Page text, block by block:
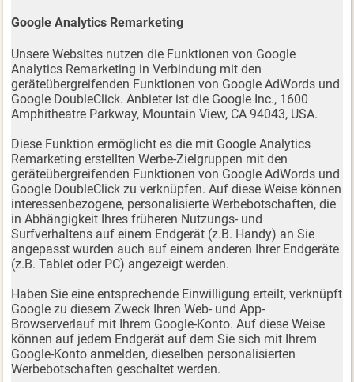
Google Analytics Remarketing
Unsere Websites nutzen die Funktionen von Google
Analytics Remarketing in Verbindung mit den
geräteübergreifenden Funktionen von Google AdWords und
Google DoubleClick. Anbieter ist die Google Inc., 1600
Amphitheatre Parkway, Mountain View, CA 94043, USA.
Diese Funktion ermöglicht es die mit Google Analytics
Remarketing erstellten Werbe-Zielgruppen mit den
geräteübergreifenden Funktionen von Google AdWords und
Google DoubleClick zu verknüpfen. Auf diese Weise können
interessenbezogene, personalisierte Werbebotschaften, die
in Abhängigkeit Ihres früheren Nutzungs- und
Surfverhaltens auf einem Endgerät (z.B. Handy) an Sie
angepasst wurden auch auf einem anderen Ihrer Endgeräte
(z.B. Tablet oder PC) angezeigt werden.
Haben Sie eine entsprechende Einwilligung erteilt, verknüpft
Google zu diesem Zweck Ihren Web- und App-
Browserverlauf mit Ihrem Google-Konto. Auf diese Weise
können auf jedem Endgerät auf dem Sie sich mit Ihrem
Google-Konto anmelden, dieselben personalisierten
Werbebotschaften geschaltet werden.